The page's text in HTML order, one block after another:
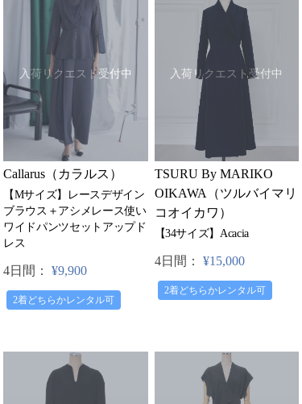
入荷リクエスト受付中
Callarus（カラルス）
【Mサイズ】レースデザイン
ブラウス＋アシメレース使い
ワイドパンツセットアップド
レス
4日間： ¥9,900
2着どちらかレンタル可
入荷リクエスト受付中
TSURU By MARIKO
OIKAWA（ツルバイマリ
コオイカワ）
【34サイズ】Acacia
4日間： ¥15,000
2着どちらかレンタル可